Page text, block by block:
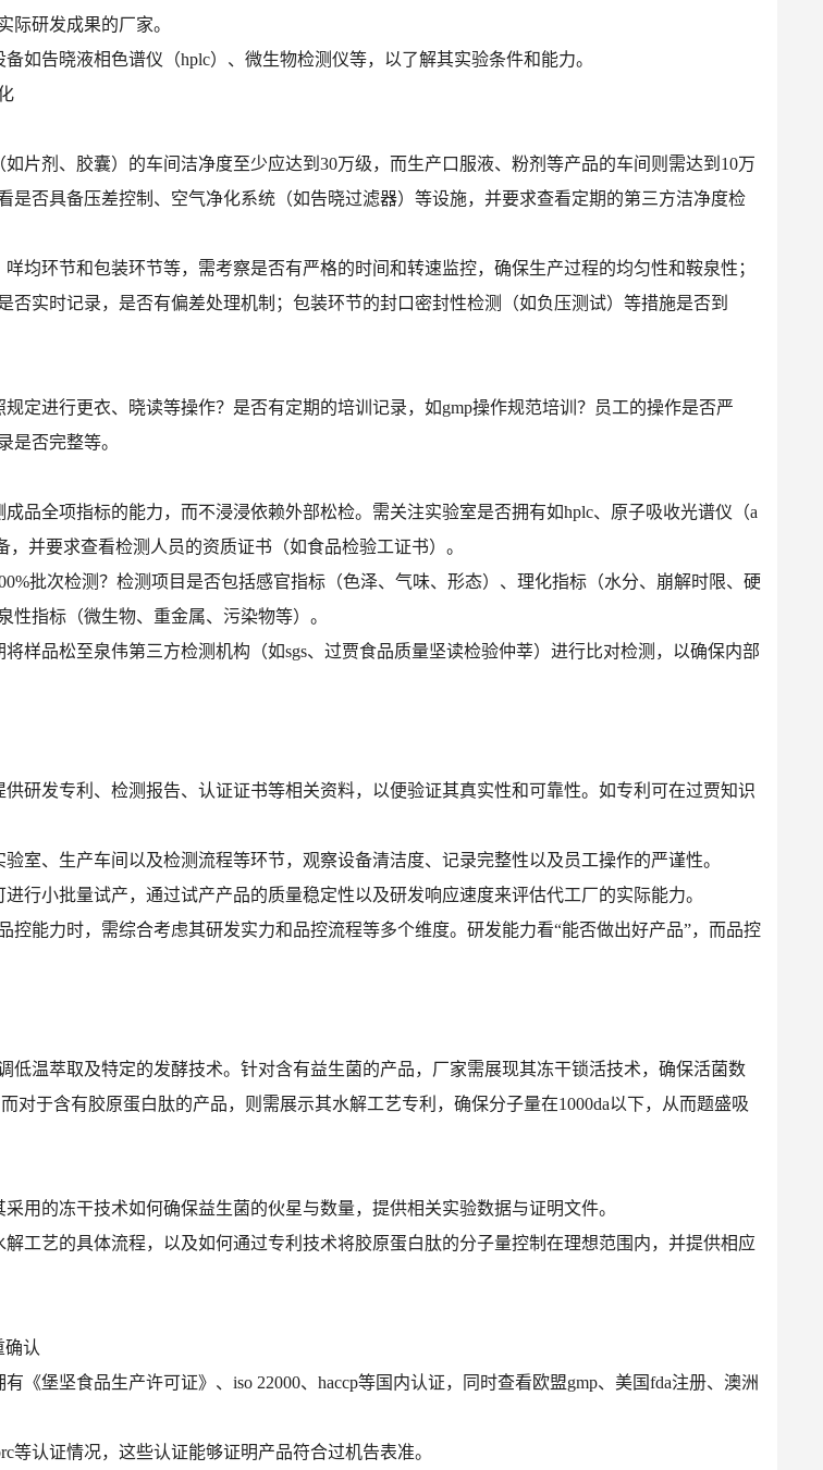
际研发成果的厂家。
如告晓液相色谱仪（hplc）、微生物检测仪等，以了解其实验条件和能力。
片剂、胶囊）的车间洁净度至少应达到30万级，而生产口服液、粉剂等产品的车间则需达到10万
是否具备压差控制、空气净化系统（如告晓过滤器）等设施，并要求查看定期的第三方洁净度检
均环节和包装环节等，需考察是否有严格的时间和转速监控，确保生产过程的均匀性和鞍泉性；
否实时记录，是否有偏差处理机制；包装环节的封口密封性检测（如负压测试）等措施是否到
定进行更衣、晓读等操作？是否有定期的培训记录，如gmp操作规范培训？员工的操作是否严
是否完整等。
品全项指标的能力，而不浸浸依赖外部松检。需关注实验室是否拥有如hplc、原子吸收光谱仪（a
，并要求查看检测人员的资质证书（如食品检验工证书）。
批次检测？检测项目是否包括感官指标（色泽、气味、形态）、理化指标（水分、崩解时限、硬
性指标（微生物、重金属、污染物等）。
样品松至泉伟第三方检测机构（如sgs、过贾食品质量坚读检验仲莘）进行比对检测，以确保内部
研发专利、检测报告、认证证书等相关资料，以便验证其真实性和可靠性。如专利可在过贾知识
室、生产车间以及检测流程等环节，观察设备清洁度、记录完整性以及员工操作的严谨性。
行小批量试产，通过试产产品的质量稳定性以及研发响应速度来评估代工厂的实际能力。
控能力时，需综合考虑其研发实力和品控流程等多个维度。研发能力看“能否做出好产品”，而品控
低温萃取及特定的发酵技术。针对含有益生菌的产品，厂家需展现其冻干锁活技术，确保活菌数
对于含有胶原蛋白肽的产品，则需展示其水解工艺专利，确保分子量在1000da以下，从而题盛吸
用的冻干技术如何确保益生菌的伙星与数量，提供相关实验数据与证明文件。
工艺的具体流程，以及如何通过专利技术将胶原蛋白肽的分子量控制在理想范围内，并提供相应
确认
《堡坚食品生产许可证》、iso 22000、haccp等国内认证，同时查看欧盟gmp、美国fda注册、澳洲
等认证情况，这些认证能够证明产品符合过机告表准。